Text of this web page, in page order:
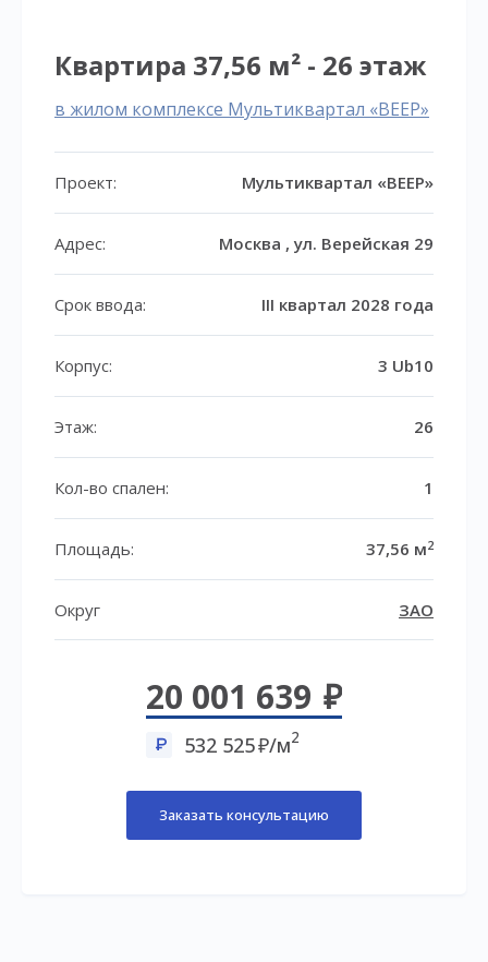
Квартира 37,56 м² - 26 этаж
в жилом комплексе Мультиквартал «ВЕЕР»
Проект: Мультиквартал «ВЕЕР»
Адрес: Москва , ул. Верейская 29
Срок ввода: III квартал 2028 года
Корпус: 3 Ub10
Этаж: 26
Кол-во спален: 1
Площадь: 37,56 м2
Округ ЗАО
20 001 639
532 525 /м2
Заказать консультацию